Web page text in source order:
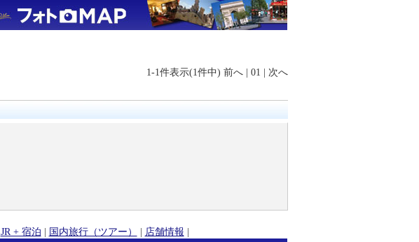
1-1件表示(1件中) 前へ | 01 | 次へ
JR + 宿泊 | 国内旅行（ツアー） | 店舗情報 |